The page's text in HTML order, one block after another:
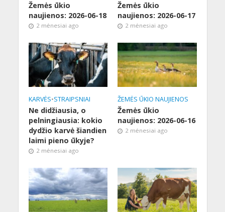
Žemės ūkio
naujienos: 2026-06-18
2 mėnesiai ago
Žemės ūkio
naujienos: 2026-06-17
2 mėnesiai ago
KARVĖS•STRAIPSNIAI
Ne didžiausia, o
pelningiausia: kokio
dydžio karvė šiandien
laimi pieno ūkyje?
2 mėnesiai ago
ŽEMĖS ŪKIO NAUJIENOS
Žemės ūkio
naujienos: 2026-06-16
2 mėnesiai ago